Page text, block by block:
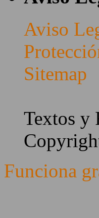
Aviso
Sitemap
Textos y
Funciona